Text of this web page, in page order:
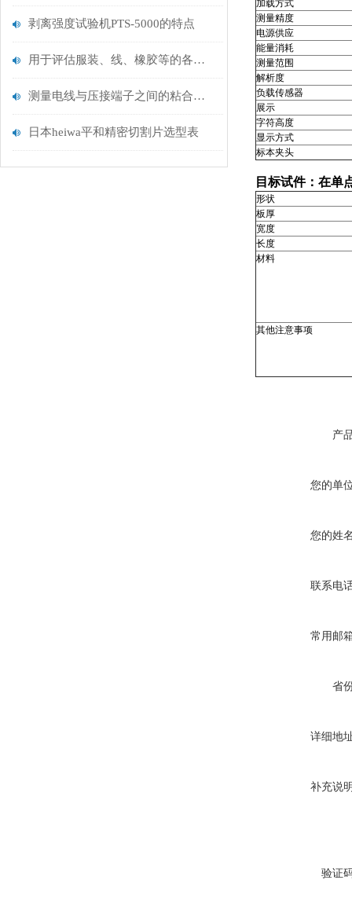
剥离强度试验机PTS-5000的特点
用于评估服装、线、橡胶等的各种物性试验机介绍
测量电线与压接端子之间的粘合力的设备
日本heiwa平和精密切割片选型表
加载方式
测量精度
电源供应
能量消耗
测量范围
解析度
负载传感器
展示
字符高度
显示方式
标本夹头
目标试件：在单
形状
板厚
宽度
长度
材料
其他注意事项
产
您的单
您的姓
联系电
常用邮
省
详细地
补充说
验证